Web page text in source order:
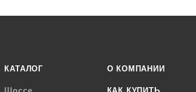
КАТАЛОГ О КОМПАНИИ